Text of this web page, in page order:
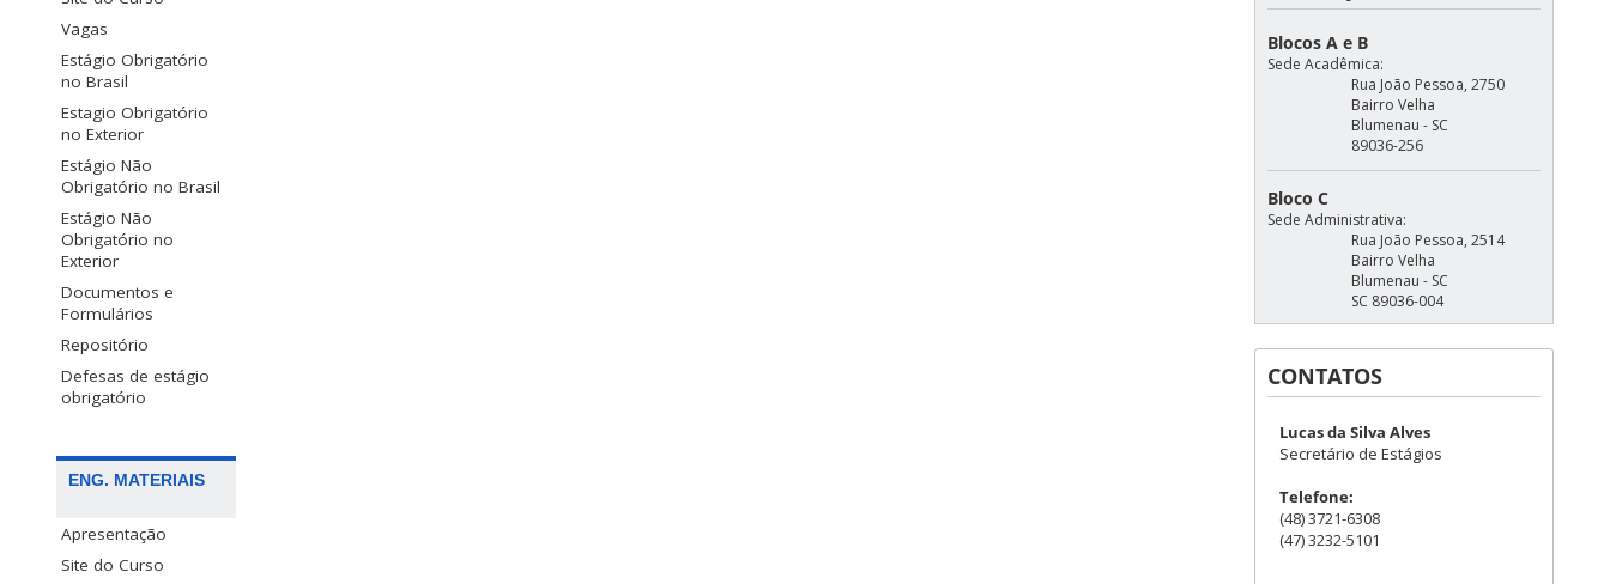
Vagas
Estágio Obrigatório
no Brasil
Estagio Obrigatório
no Exterior
Estágio Não
Obrigatório no Brasil
Estágio Não
Obrigatório no
Exterior
Documentos e
Formulários
Repositório
Defesas de estágio
obrigatório
ENG. MATERIAIS
Apresentação
Site do Curso
Blocos A e B
Sede Acadêmica:
Rua João Pessoa, 2750
Bairro Velha
Blumenau - SC
89036-256
Bloco C
Sede Administrativa:
Rua João Pessoa, 2514
Bairro Velha
Blumenau - SC
SC 89036-004
CONTATOS
Lucas da Silva Alves
Secretário de Estágios
Telefone:
(48) 3721-6308
(47) 3232-5101